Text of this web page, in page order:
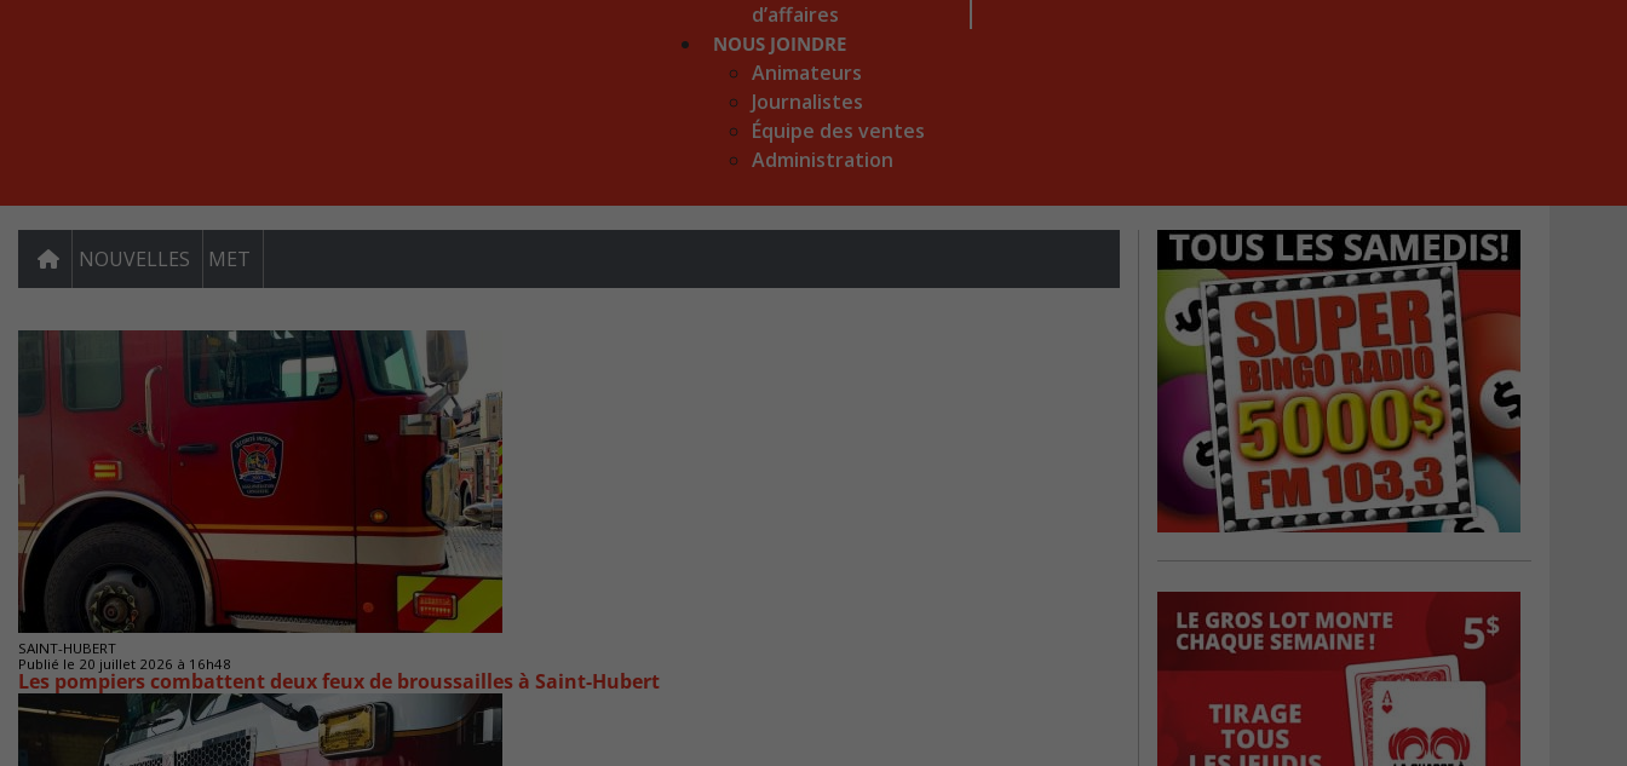
d’affaires
NOUS JOINDRE
Animateurs
Journalistes
Équipe des ventes
Administration
NOUVELLES MET
SAINT-HUBERT
Publié le 20 juillet 2026 à 16h48
Les pompiers combattent deux feux de broussailles à Saint-Hubert